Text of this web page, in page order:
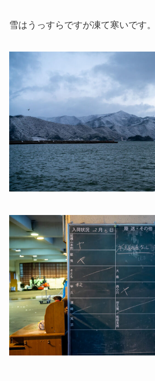
雪はうっすらですが凍て寒いです。